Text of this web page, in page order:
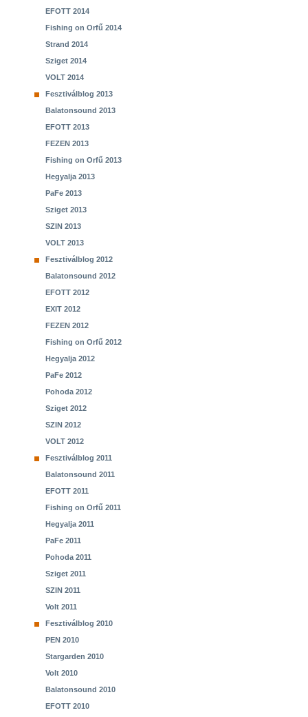
EFOTT 2014
Fishing on Orfű 2014
Strand 2014
Sziget 2014
VOLT 2014
Fesztiválblog 2013
Balatonsound 2013
EFOTT 2013
FEZEN 2013
Fishing on Orfű 2013
Hegyalja 2013
PaFe 2013
Sziget 2013
SZIN 2013
VOLT 2013
Fesztiválblog 2012
Balatonsound 2012
EFOTT 2012
EXIT 2012
FEZEN 2012
Fishing on Orfű 2012
Hegyalja 2012
PaFe 2012
Pohoda 2012
Sziget 2012
SZIN 2012
VOLT 2012
Fesztiválblog 2011
Balatonsound 2011
EFOTT 2011
Fishing on Orfű 2011
Hegyalja 2011
PaFe 2011
Pohoda 2011
Sziget 2011
SZIN 2011
Volt 2011
Fesztiválblog 2010
PEN 2010
Stargarden 2010
Volt 2010
Balatonsound 2010
EFOTT 2010